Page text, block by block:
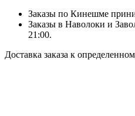
Заказы по Кинешме
Заказы в Наволоки и
21:00.
Доставка заказа к